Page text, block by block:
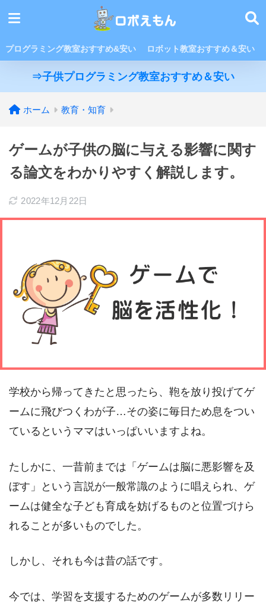
プログラミング教室おすすめ&安い ロボット教室おすすめ＆安い
⇒子供プログラミング教室おすすめ＆安い
ホーム 教育・知育
ゲームが子供の脳に与える影響に関す
る論文をわかりやすく解説します。
2022年12月22日
学校から帰ってきたと思ったら、鞄を放り投げてゲ
ームに飛びつくわが子…その姿に毎日ため息をつい
ているというママはいっぱいいますよね。
たしかに、一昔前までは「ゲームは脳に悪影響を及
ぼす」という言説が一般常識のように唱えられ、ゲ
ームは健全な子ども育成を妨げるものと位置づけら
れることが多いものでした。
しかし、それも今は昔の話です。
今では、学習を支援するためのゲームが多数リリー